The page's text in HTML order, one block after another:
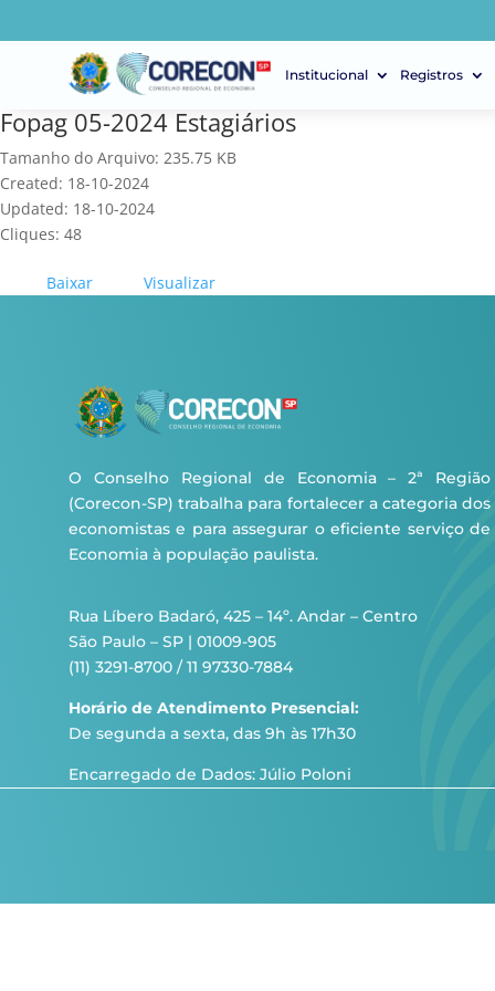
Institucional Registros
Fopag 05-2024 Estagiários
Tamanho do Arquivo: 235.75 KB
Created: 18-10-2024
Updated: 18-10-2024
Cliques: 48
Baixar Visualizar
O Conselho Regional de Economia – 2ª Região
(Corecon-SP) trabalha para fortalecer a categoria dos
economistas e para assegurar o eficiente serviço de
Economia à população paulista.
Rua Líbero Badaró, 425 – 14º. Andar – Centro
São Paulo – SP | 01009-905
(11) 3291-8700 / 11 97330-7884
Horário de Atendimento Presencial:
De segunda a sexta, das 9h às 17h30
Encarregado de Dados: Júlio Poloni